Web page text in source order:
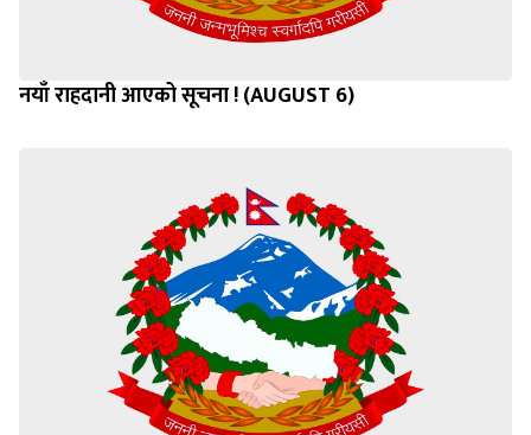
नयाँ राहदानी आएको सूचना ! (AUGUST 6)